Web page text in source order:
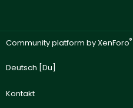
Community platform by XenForo®
Deutsch [Du]
Kontakt